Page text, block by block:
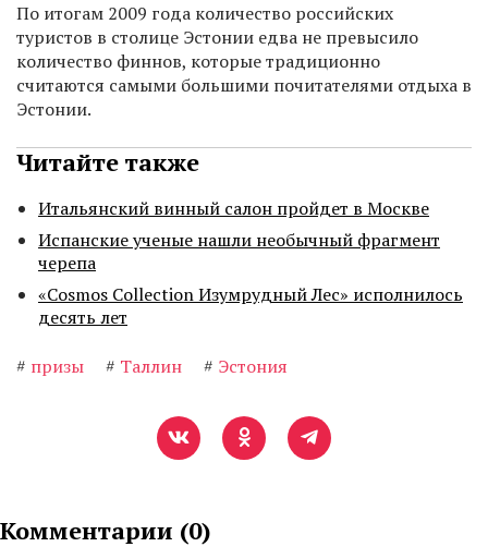
По итогам 2009 года количество российских
туристов в столице Эстонии едва не превысило
количество финнов, которые традиционно
считаются самыми большими почитателями отдыха в
Эстонии.
Читайте также
Итальянский винный салон пройдет в Москве
Испанские ученые нашли необычный фрагмент
черепа
«Cosmos Collection Изумрудный Лес» исполнилось
десять лет
# призы # Таллин # Эстония
Комментарии (0)